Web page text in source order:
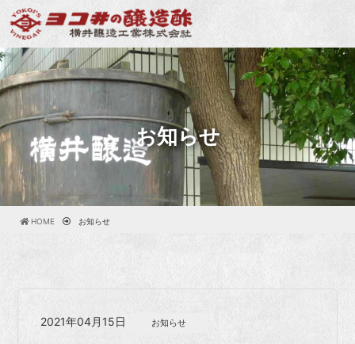
お知らせ
HOME お知らせ
2021年04月15日 お知らせ